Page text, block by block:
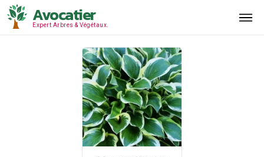
Avocatier
Expert Arbres & Végétaux.